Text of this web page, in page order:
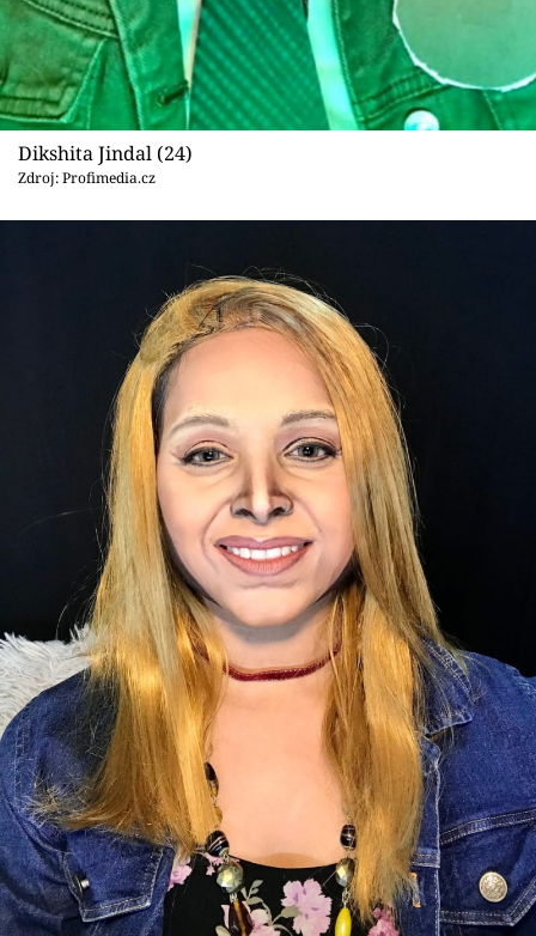
Dikshita Jindal (24)
Zdroj: Profimedia.cz